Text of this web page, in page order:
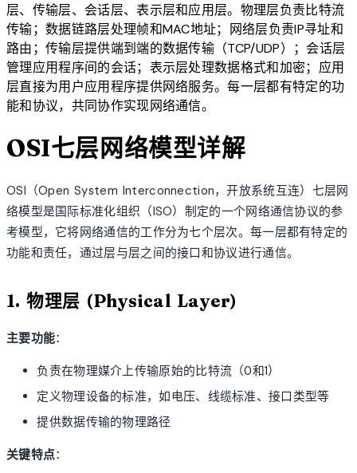
层、传输层、会话层、表示层和应用层。物理层负责比特流
传输；数据链路层处理帧和MAC地址；网络层负责IP寻址和
路由；传输层提供端到端的数据传输（TCP/UDP）；会话层
管理应用程序间的会话；表示层处理数据格式和加密；应用
层直接为用户应用程序提供网络服务。每一层都有特定的功
能和协议，共同协作实现网络通信。
OSI七层网络模型详解
OSI（Open System Interconnection，开放系统互连）七层网
络模型是国际标准化组织（ISO）制定的一个网络通信协议的参
考模型，它将网络通信的工作分为七个层次。每一层都有特定的
功能和责任，通过层与层之间的接口和协议进行通信。
1. 物理层 (Physical Layer)
主要功能：
负责在物理媒介上传输原始的比特流（0和1）
定义物理设备的标准，如电压、线缆标准、接口类型等
提供数据传输的物理路径
关键特点：